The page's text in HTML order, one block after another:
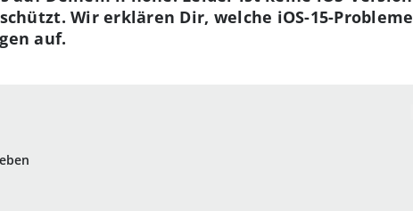
Wir erklären Dir, welche iOS-15-Probleme
auf.